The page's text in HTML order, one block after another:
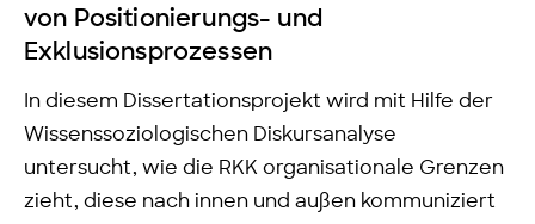
von Positionierungs- und
Exklusionsprozessen
In diesem Dissertationsprojekt wird mit Hilfe der
Wissenssoziologischen Diskursanalyse
untersucht, wie die RKK organisationale Grenzen
zieht, diese nach innen und außen kommuniziert